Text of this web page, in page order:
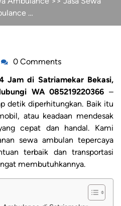
…
0 Comments
Jam di Satriamekar Bekasi,
WA 085219220366 –
detik diperhitungkan. Baik itu
atau keadaan mendesak
cepat dan handal. Kami
sewa ambulan tepercaya
terbaik dan transportasi
membutuhkannya.